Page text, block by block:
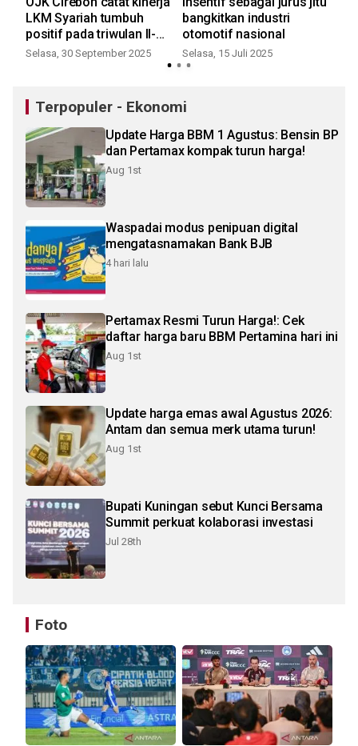
LKM Syariah tumbuh
positif pada triwulan II-
2025
Selasa, 30 September 2025
bangkitkan industri
otomotif nasional
Selasa, 15 Juli 2025
Terpopuler - Ekonomi
Update Harga BBM 1 Agustus: Bensin BP
dan Pertamax kompak turun harga!
Aug 1st
Waspadai modus penipuan digital
mengatasnamakan Bank BJB
4 hari lalu
Pertamax Resmi Turun Harga!: Cek
daftar harga baru BBM Pertamina hari ini
Aug 1st
Update harga emas awal Agustus 2026:
Antam dan semua merk utama turun!
Aug 1st
Bupati Kuningan sebut Kunci Bersama
Summit perkuat kolaborasi investasi
Jul 28th
Foto